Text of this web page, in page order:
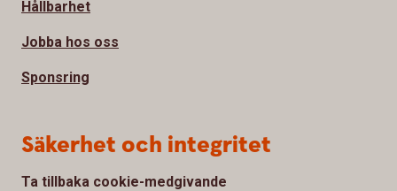
Hållbarhet
Jobba hos oss
Sponsring
Säkerhet och integritet
Ta tillbaka cookie-medgivande